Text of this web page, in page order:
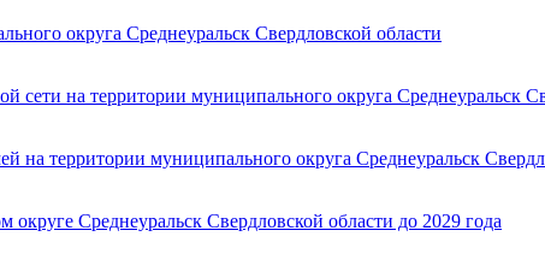
округа Среднеуральск Свердловской области
сети на территории муниципального округа Среднеуральск
на территории муниципального округа Среднеуральск
округе Среднеуральск Свердловской области до 2029 года